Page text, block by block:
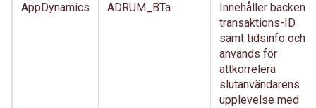
AppDynamics ADRUM_BTa
Innehåller backend
transaktions-ID
samt tidsinfo och
används för
attkorrelera
slutanvändarens
upplevelse med